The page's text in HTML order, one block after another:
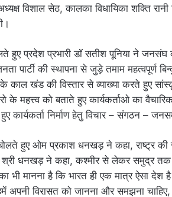
विशाल सेठ, कालका विधायिका शक्ति रानी
हुए प्रदेश प्रभारी डॉ सतीश पूनिया ने जनसंघ
पार्टी की स्थापना से जुड़े तमाम महत्वपूर्ण
खंड की विस्तार से व्याख्या करते हुए
के महत्त्व को बताते हुए कार्यकर्ताओ का
कार्यकर्ता निर्माण हेतु विचार – संगठन –
बोलते हुए ओम प्रकाश धनखड़ ने कहा, राष्ट्र
धनखड़ ने कहा, कश्मीर से लेकर समुद्र तक
भी मानना है कि भारत ही एक मात्र ऐसा देश
अपनी विरासत को जानना और समझना